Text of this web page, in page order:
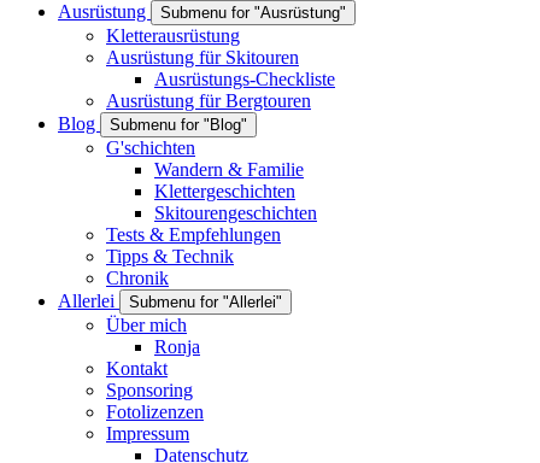
Ausrüstung
Submenu for "Ausrüstung"
Kletterausrüstung
Ausrüstung für Skitouren
Ausrüstungs-Checkliste
Ausrüstung für Bergtouren
Blog
Submenu for "Blog"
G'schichten
Wandern & Familie
Klettergeschichten
Skitourengeschichten
Tests & Empfehlungen
Tipps & Technik
Chronik
Allerlei
Submenu for "Allerlei"
Über mich
Ronja
Kontakt
Sponsoring
Fotolizenzen
Impressum
Datenschutz